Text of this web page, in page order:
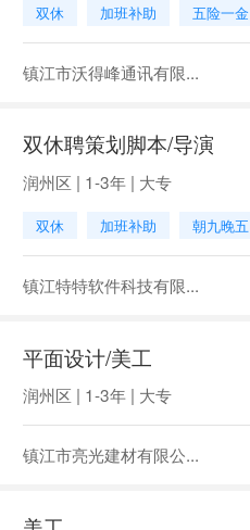
双休 加班补助 五险一金
镇江市沃得峰通讯有限...
双休聘策划脚本/导演
润州区 | 1-3年 | 大专
双休 加班补助 朝九晚五
镇江特特软件科技有限...
平面设计/美工
润州区 | 1-3年 | 大专
镇江市亮光建材有限公...